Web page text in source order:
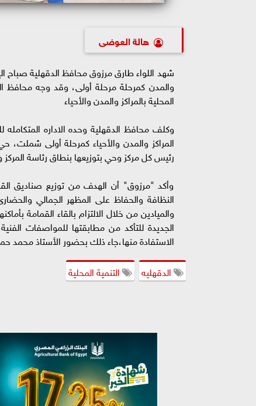
هالة العوضى
شهد اللواء طارق مرزوق محافظ الدقهلية صباح
المحلية بالمراكز والمدن والأحياء
وكلف محافظ الدقهلية وحده الاداره
المراكز والمدن والأحياء كمرحلة أولى
رئيس كل مركز وحي بتوزيعها بنطاق رئاسة المركز
وأكد "مرزوق" أن الهدف من توزيع صناديق
النظافة والحفاظ على المظهر الجمالي
والميادين من خلال الالتزام بالقاء القمامة
الجديدة للتأكد من مطابقتها للمواصفات
الاستفادة منها،جاء ذلك بحضور الأستاذ محمد
الدقهليه
التنمية المحلية